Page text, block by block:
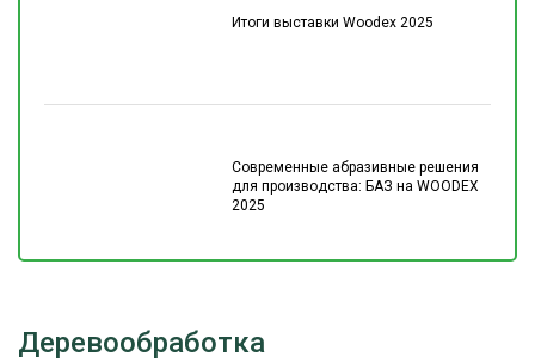
Итоги выставки Woodex 2025
Современные абразивные решения
для производства: БАЗ на WOODEX
2025
Деревообработка